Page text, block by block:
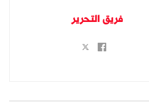
فريق التحرير